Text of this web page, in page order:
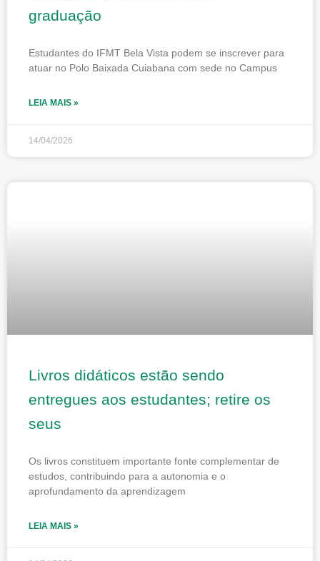
graduação
Estudantes do IFMT Bela Vista podem se inscrever para
atuar no Polo Baixada Cuiabana com sede no Campus
LEIA MAIS »
14/04/2026
Livros didáticos estão sendo
entregues aos estudantes; retire os
seus
Os livros constituem importante fonte complementar de
estudos, contribuindo para a autonomia e o
aprofundamento da aprendizagem
LEIA MAIS »